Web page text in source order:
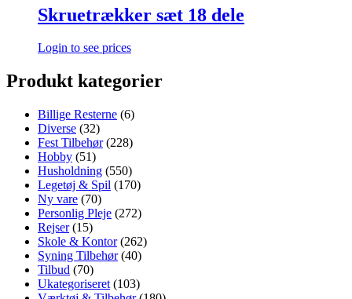
Skruetrækker sæt 18 dele
Login to see prices
Produkt kategorier
Billige Resterne (6)
Diverse (32)
Fest Tilbehør (228)
Hobby (51)
Husholdning (550)
Legetøj & Spil (170)
Ny vare (70)
Personlig Pleje (272)
Rejser (15)
Skole & Kontor (262)
Syning Tilbehør (40)
Tilbud (70)
Ukategoriseret (103)